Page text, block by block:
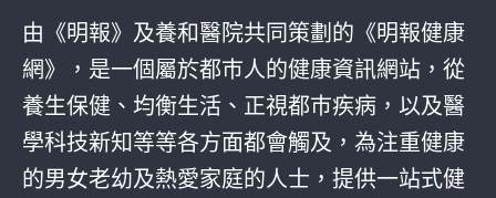
由《明報》及養和醫院共同策劃的《明報健康
網》，是一個屬於都巿人的健康資訊網站，從
養生保健、均衡生活、正視都巿疾病，以及醫
學科技新知等等各方面都會觸及，為注重健康
的男女老幼及熱愛家庭的人士，提供一站式健